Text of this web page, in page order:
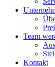
Team
Kontakt